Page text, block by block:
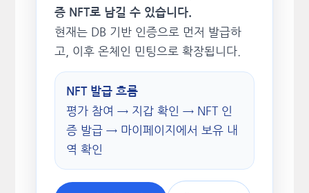
증 NFT로 남길 수 있습니다.
현재는 DB 기반 인증으로 먼저 발급하
고, 이후 온체인 민팅으로 확장됩니다.
NFT 발급 흐름
평가 참여 → 지갑 확인 → NFT 인
증 발급 → 마이페이지에서 보유 내
역 확인